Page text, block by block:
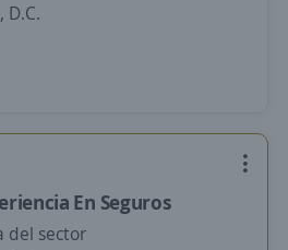
D.C.
En Seguros
del sector